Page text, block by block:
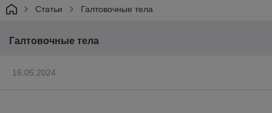
Статьи Галтовочные тела
Галтовочные тела
16.05.2024